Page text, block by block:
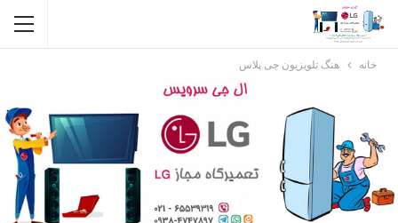
خانه هنگ تلویزیون جی پلاس